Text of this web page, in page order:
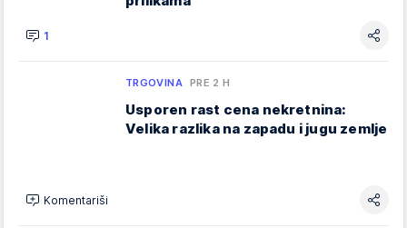
1
TRGOVINA PRE 2 H
Usporen rast cena nekretnina:
Velika razlika na zapadu i jugu zemlje
Komentariši